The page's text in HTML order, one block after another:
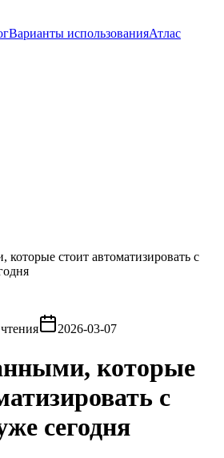
Варианты использованияАтлас
которые стоит автоматизировать с
2026-03-07
которые
с
сегодня